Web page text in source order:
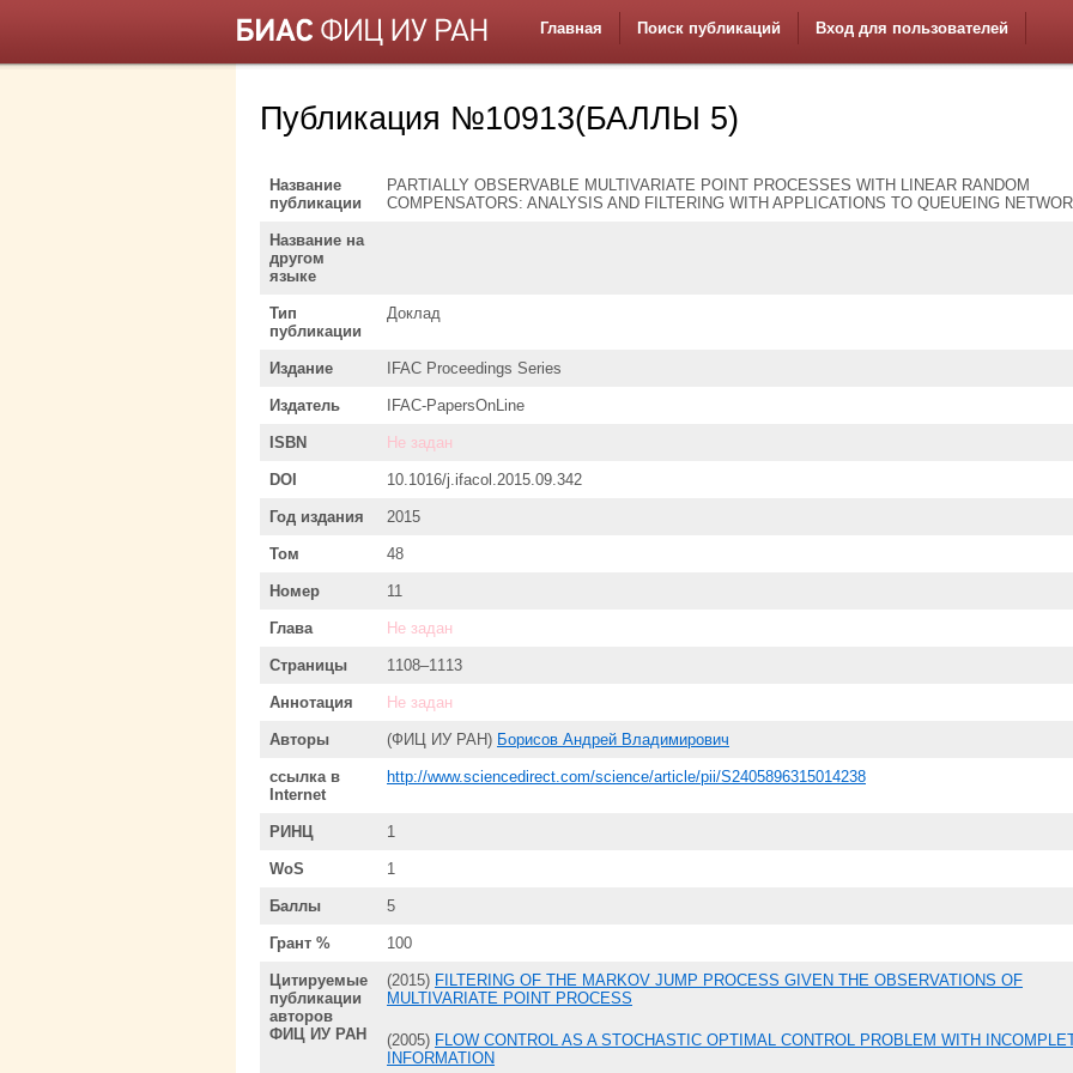
Главная Поиск публикаций Вход для пользователей
Публикация №10913(БАЛЛЫ 5)
Название
публикации
PARTIALLY OBSERVABLE MULTIVARIATE POINT PROCESSES WITH LINEAR RANDOM
COMPENSATORS: ANALYSIS AND FILTERING WITH APPLICATIONS TO QUEUEING
Название на
другом
языке
Тип
публикации
Доклад
Издание IFAC Proceedings Series
Издатель IFAC-PapersOnLine
ISBN Не задан
DOI 10.1016/j.ifacol.2015.09.342
Год издания 2015
Том 48
Номер 11
Глава Не задан
Страницы 1108–1113
Аннотация Не задан
Авторы (ФИЦ ИУ РАН) Борисов Андрей Владимирович
ссылка в
Internet
http://www.sciencedirect.com/science/article/pii/S2405896315014238
РИНЦ 1
WoS 1
Баллы 5
Грант % 100
Цитируемые
публикации
авторов
ФИЦ ИУ РАН
(2015) FILTERING OF THE MARKOV JUMP PROCESS GIVEN THE OBSERVATIONS OF
MULTIVARIATE POINT PROCESS
(2005) FLOW CONTROL AS A STOCHASTIC OPTIMAL CONTROL PROBLEM WITH
INFORMATION